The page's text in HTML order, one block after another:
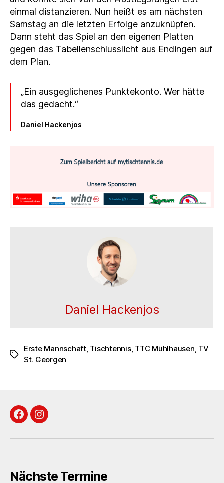
einmal distanzieren. Nun heißt es am nächsten
Samstag an die letzten Erfolge anzuknüpfen.
Dann steht das Spiel an den eigenen Platten
gegen das Tabellenschlusslicht aus Endingen auf
dem Plan.
„Ein ausgeglichenes Punktekonto. Wer hätte
das gedacht.“
Daniel Hackenjos
Daniel Hackenjos
Schlagwörter
Erste Mannschaft, Tischtennis, TTC Mühlhausen, TV
St. Georgen
FacebookInstagram
Nächste Termine